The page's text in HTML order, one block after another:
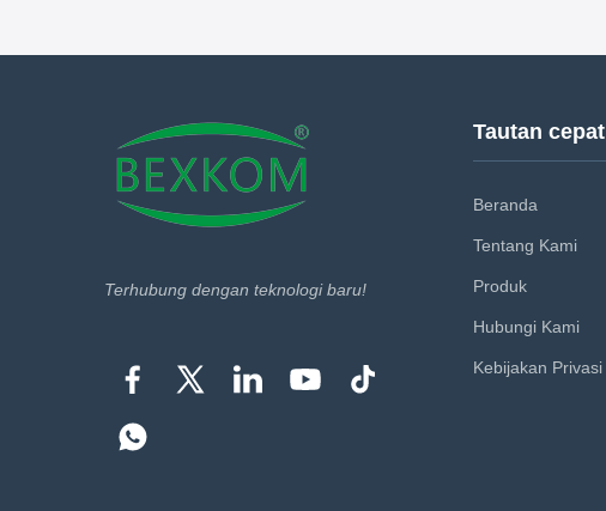
Terhubung dengan teknologi baru!
Tautan cepat
Beranda
Tentang Kami
Produk
Hubungi Kami
Kebijakan Privasi